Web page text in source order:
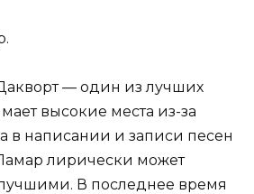
— один из лучших
высокие места из-за
в написании и записи песен
лирически может
В последнее время